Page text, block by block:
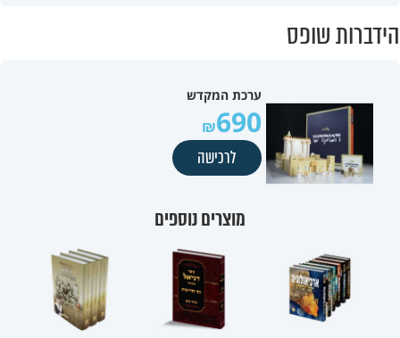
הידברות שופס
ערכת המקדש
690
לרכישה
מוצרים נוספים